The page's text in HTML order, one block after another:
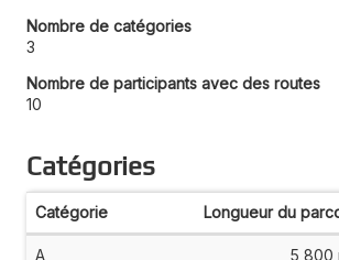
Nombre de catégories
3
Nombre de participants avec des routes
10
Catégories
Catégorie Longueur du
A 5 800